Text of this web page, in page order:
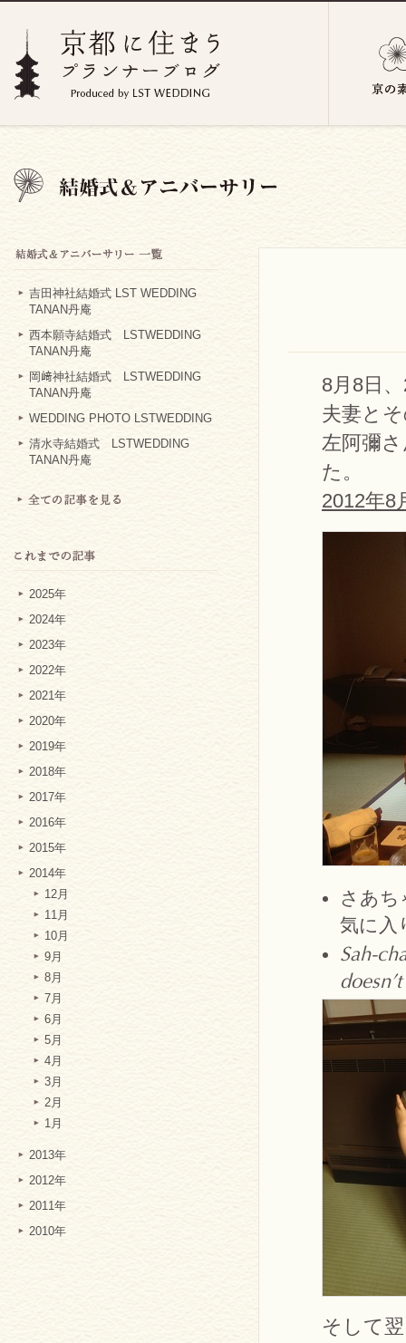
吉田神社結婚式 LST WEDDING
TANAN丹庵
西本願寺結婚式 LSTWEDDING
TANAN丹庵
岡﨑神社結婚式 LSTWEDDING
TANAN丹庵
WEDDING PHOTO LSTWEDDING
清水寺結婚式 LSTWEDDING
TANAN丹庵
2025年
2024年
2023年
2022年
2021年
2020年
2019年
2018年
2017年
2016年
2015年
2014年
12月
11月
10月
9月
8月
7月
6月
5月
4月
3月
2月
1月
2013年
2012年
2011年
2010年
8月8日
夫妻と
左阿彌
た。
2012年8
さあち
気に入
Sah-
そして